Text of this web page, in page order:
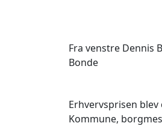
Fra venstre Dennis
Bonde
Erhvervsprisen
Kommune,